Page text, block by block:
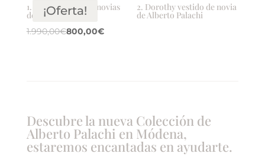
¡Oferta!
1. Vestido Ada para novias
de Alberto Palachi
1.990,00€800,00€
2. Dorothy vestido de novia
de Alberto Palachi
Descubre la nueva Colección de
Alberto Palachi en Módena,
estaremos encantadas en ayudarte.